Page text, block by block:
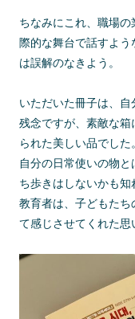
ちなみにこれ、職場
際的な舞台で話すよう
は誤解のなきよう。
いただいた冊子は、
残念ですが、素敵な
られた美しい品でした。
自分の日常使いの物
ち歩きはしないかも
教育者は、子どもた
て感じさせてくれた思